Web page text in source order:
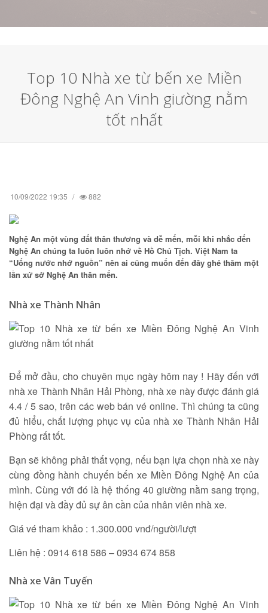
Tìm kiếm
Top 10 Nhà xe từ bến xe Miền
Đông Nghệ An Vinh giường nằm
tốt nhất
10/09/2022 19:35 882
Nghệ An một vùng đất thân thương và dễ mến, mỗi khi nhắc đến
Nghệ An chúng ta luôn luôn nhớ về Hồ Chủ Tịch. Việt Nam ta
“Uống nước nhớ nguồn” nên ai cũng muốn đến đây ghé thăm một
lần xứ sở Nghệ An thân mến.
Nhà xe Thành Nhân
Để mở đầu, cho chuyên mục ngày hôm nay ! Hãy đến với
nhà xe Thành Nhân Hải Phòng, nhà xe này được đánh giá
4.4 / 5 sao, trên các web bán vé online. Thì chúng ta cũng
đủ hiểu, chất lượng phục vụ của nhà xe Thành Nhân Hải
Phòng rất tốt.
Bạn sẽ không phải thất vọng, nếu bạn lựa chọn nhà xe này
cùng đồng hành chuyến bến xe Miền Đông Nghệ An của
mình. Cùng với đó là hệ thống 40 giường nằm sang trọng,
hiện đại và đầy đủ sự ân cần của nhân viên nhà xe.
Giá vé tham khảo : 1.300.000 vnđ/người/lượt
Liên hệ : 0914 618 586 – 0934 674 858
Nhà xe Vân Tuyến